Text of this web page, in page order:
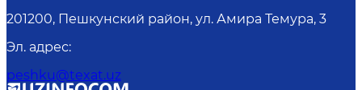
201200, Пешкунский район, ул. Амира Темура, 3
Эл. адрес:
peshku@texat.uz